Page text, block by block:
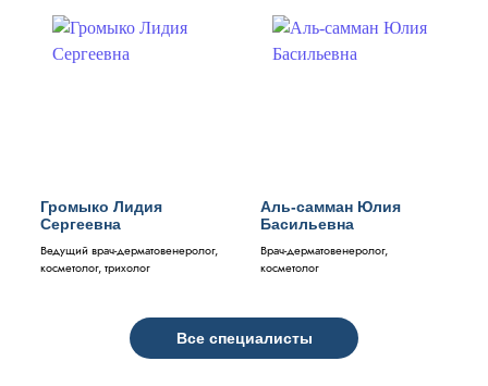
Громыко Лидия
Сергеевна
Ведущий врач-дерматовенеролог,
косметолог, трихолог
Аль-самман Юлия
Басильевна
Врач-дерматовенеролог,
косметолог
Все специалисты